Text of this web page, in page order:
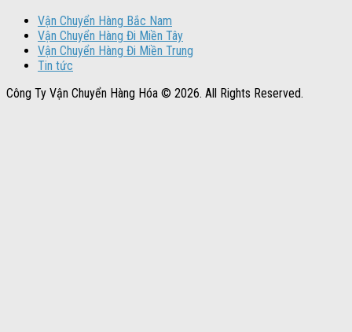
Vận Chuyển Hàng Bắc Nam
Vận Chuyển Hàng Đi Miền Tây
Vận Chuyển Hàng Đi Miền Trung
Tin tức
Công Ty Vận Chuyển Hàng Hóa © 2026. All Rights Reserved.